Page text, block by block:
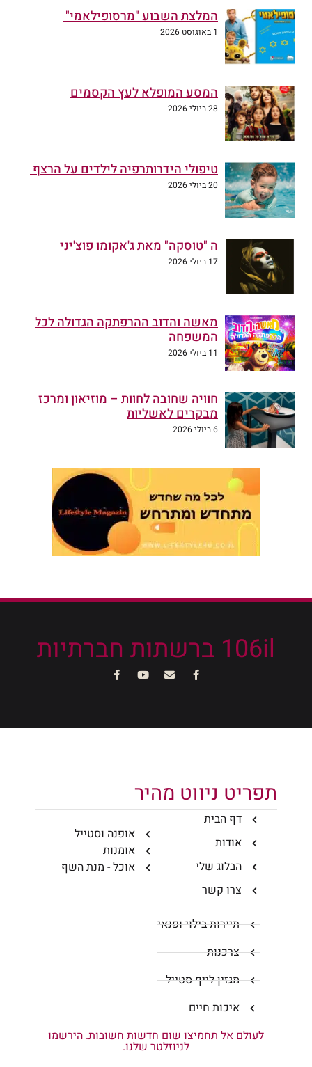
המלצת השבוע "מרסופילאמי"
1 באוגוסט 2026
המסע המופלא לעץ הקסמים
28 ביולי 2026
טיפולי הידרותרפיה לילדים על הרצף
20 ביולי 2026
ה "טוסקה" מאת ג'אקומו פוצ'יני
17 ביולי 2026
מאשה והדוב ההרפתקה הגדולה לכל
המשפחה
11 ביולי 2026
חוויה שחובה לחוות – מוזיאון ומרכז
מבקרים לאשליות
6 ביולי 2026
106il ברשתות חברתיות
תפריט ניווט מהיר
דף הבית
אודות
הבלוג שלי
צרו קשר
אופנה וסטייל
אומנות
אוכל - מנת השף
תיירות בילוי ופנאי
צרכנות
מגזין לייף סטייל
איכות חיים
לעולם אל תחמיצו שום חדשות חשובות. הירשמו
לניוזלטר שלנו.